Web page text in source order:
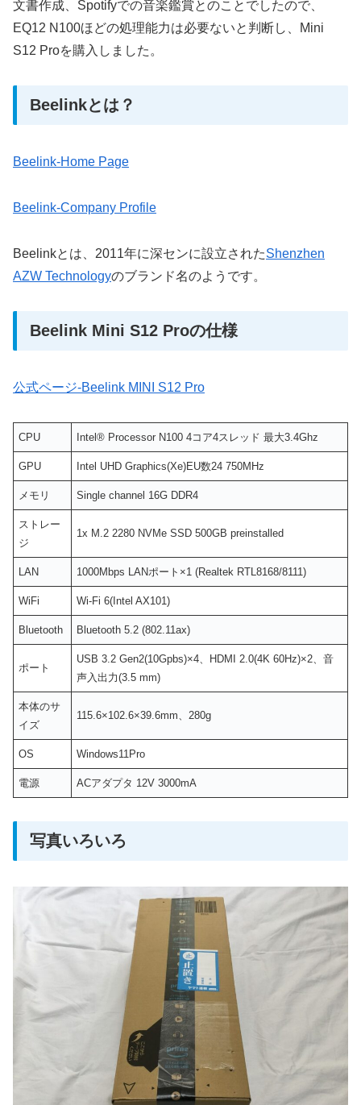
文書作成、Spotifyでの音楽鑑賞とのことでしたので、
EQ12 N100ほどの処理能力は必要ないと判断し、Mini
S12 Proを購入しました。
Beelinkとは？
Beelink-Home Page
Beelink-Company Profile
Beelinkとは、2011年に深センに設立されたShenzhen
AZW Technologyのブランド名のようです。
Beelink Mini S12 Proの仕様
公式ページ-Beelink MINI S12 Pro
CPU Intel® Processor N100 4コア4スレッド 最大3.4Ghz
GPU Intel UHD Graphics(Xe)EU数24 750MHz
メモリ Single channel 16G DDR4
ストレー
ジ
1x M.2 2280 NVMe SSD 500GB preinstalled
LAN 1000Mbps LANポート×1 (Realtek RTL8168/8111)
WiFi Wi-Fi 6(Intel AX101)
Bluetooth Bluetooth 5.2 (802.11ax)
ポート
USB 3.2 Gen2(10Gpbs)×4、HDMI 2.0(4K 60Hz)×2、音
声入出力(3.5 mm)
本体のサ
イズ
115.6×102.6×39.6mm、280g
OS Windows11Pro
電源 ACアダプタ 12V 3000mA
写真いろいろ